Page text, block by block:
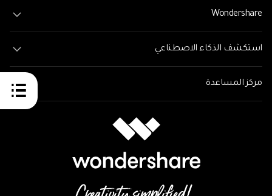
Wondershare
استكشف الذكاء الاصطناعي
مركز المساعدة